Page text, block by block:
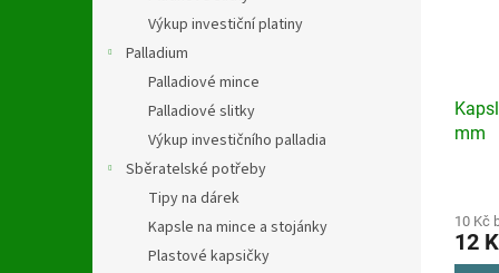
Výkup investiční platiny
Palladium
Palladiové mince
Palladiové slitky
Výkup investičního palladia
Sběratelské potřeby
Tipy na dárek
Kapsle na mince a stojánky
Plastové kapsičky
mm
je
3,0
10 Kč
12